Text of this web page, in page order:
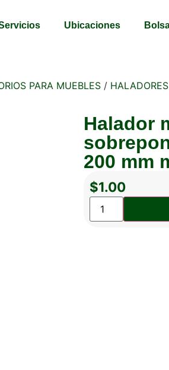
Ubicaciones
PARA MUEBLES / HALADORES
Halador
200 mm
$1.00